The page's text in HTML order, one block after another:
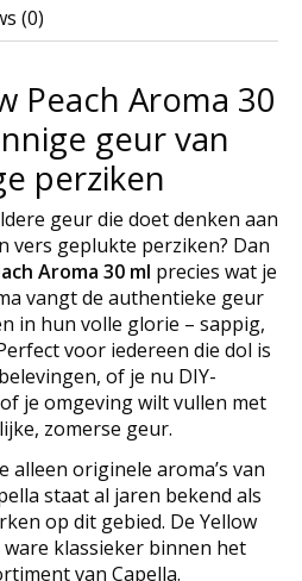
(0)
Peach Aroma 30
geur van
perziken
geur die doet denken aan
vers geplukte perziken? Dan
Aroma 30 ml precies wat je
vangt de authentieke geur
in hun volle glorie – sappig,
voor iedereen die dol is
of je nu DIY-
je omgeving wilt vullen met
zomerse geur.
alleen originele aroma’s van
staat al jaren bekend als
op dit gebied. De Yellow
ware klassieker binnen het
van Capella.